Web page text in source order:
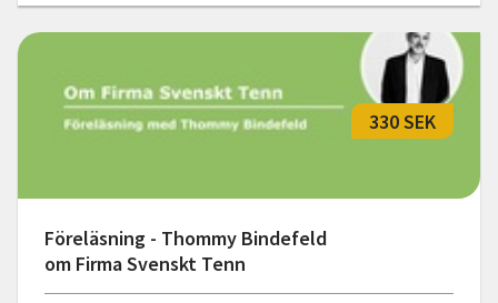
Föreläsning - Thommy Bindefeld
om Firma Svenskt Tenn
330 SEK